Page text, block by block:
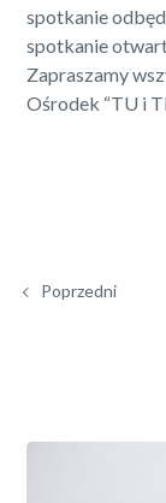
spotkanie
spotkanie
Zapraszamy
Ośrodek “TU i
Poprzedni